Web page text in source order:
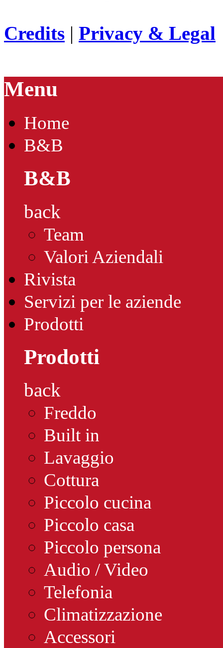
Credits | Privacy & Legal
Menu
Home
B&B
B&B
back
Team
Valori Aziendali
Rivista
Servizi per le aziende
Prodotti
Prodotti
back
Freddo
Built in
Lavaggio
Cottura
Piccolo cucina
Piccolo casa
Piccolo persona
Audio / Video
Telefonia
Climatizzazione
Accessori